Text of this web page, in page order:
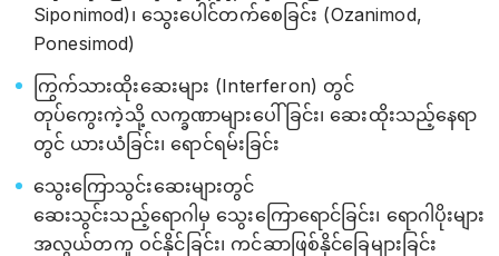
Siponimod)၊ သွေးပေါင်တက်စေခြင်း (Ozanimod,
Ponesimod)
ကြွက်သားထိုးဆေးများ (Interferon) တွင်
တုပ်ကွေးကဲ့သို့ လက္ခဏာများပေါ်ခြင်း၊ ဆေးထိုးသည့်နေရာ
တွင် ယားယံခြင်း၊ ရောင်ရမ်းခြင်း
သွေးကြောသွင်းဆေးများတွင်
ဆေးသွင်းသည့်ရောဂါမှ သွေးကြောရောင်ခြင်း၊ ရောဂါပိုးများ
အလွယ်တကူ ဝင်နိုင်ခြင်း၊ ကင်ဆာဖြစ်နိုင်ခြေများခြင်း